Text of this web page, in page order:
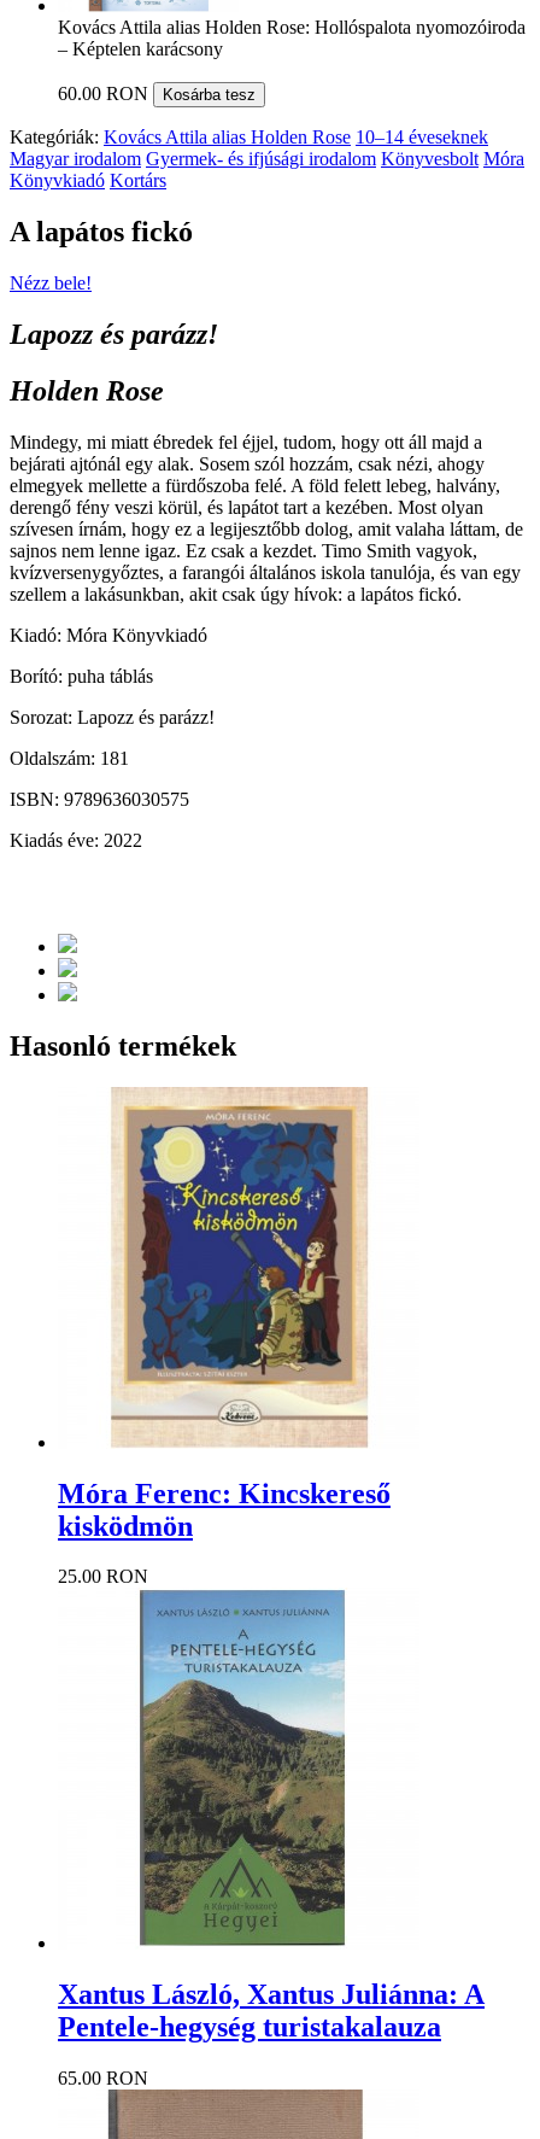
Kovács Attila alias Holden Rose: Hollóspalota nyomozóiroda
– Képtelen karácsony
60.00 RON Kosárba tesz
Kategóriák: Kovács Attila alias Holden Rose 10–14 éveseknek
Magyar irodalom Gyermek- és ifjúsági irodalom Könyvesbolt Móra
Könyvkiadó Kortárs
A lapátos fickó
Nézz bele!
Lapozz és parázz!
Holden Rose
Mindegy, mi miatt ébredek fel éjjel, tudom, hogy ott áll majd a
bejárati ajtónál egy alak. Sosem szól hozzám, csak nézi, ahogy
elmegyek mellette a fürdőszoba felé. A föld felett lebeg, halvány,
derengő fény veszi körül, és lapátot tart a kezében. Most olyan
szívesen írnám, hogy ez a legijesztőbb dolog, amit valaha láttam, de
sajnos nem lenne igaz. Ez csak a kezdet. Timo Smith vagyok,
kvízversenygyőztes, a farangói általános iskola tanulója, és van egy
szellem a lakásunkban, akit csak úgy hívok: a lapátos fickó.
Kiadó: Móra Könyvkiadó
Borító: puha táblás
Sorozat: Lapozz és parázz!
Oldalszám: 181
ISBN: 9789636030575
Kiadás éve: 2022
Hasonló termékek
Móra Ferenc: Kincskereső
kisködmön
25.00 RON
Xantus László, Xantus Juliánna: A
Pentele-hegység turistakalauza
65.00 RON